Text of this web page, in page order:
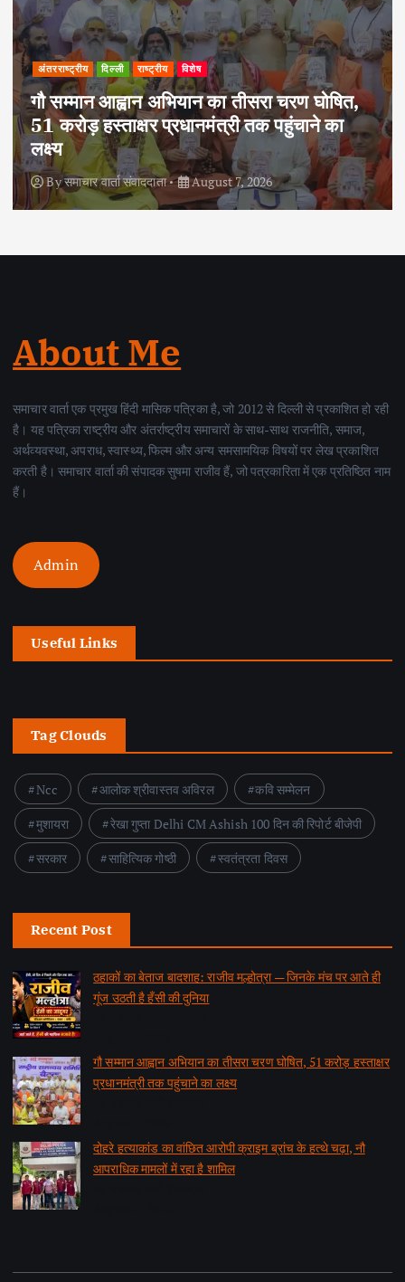
अपराध दिल्ली राष्ट्रीय
दोहरे हत्याकांड का वांछित आरोपी क्राइम ब्रांच के
हत्थे चढ़ा, नौ आपराधिक मामलों में रहा है शामिल
Byसमाचार वार्ता संवाददाता August 6, 2026
About Me
समाचार वार्ता एक प्रमुख हिंदी मासिक पत्रिका है, जो 2012 से दिल्ली से प्रकाशित हो रही
है। यह पत्रिका राष्ट्रीय और अंतर्राष्ट्रीय समाचारों के साथ-साथ राजनीति, समाज,
अर्थव्यवस्था, अपराध, स्वास्थ्य, फिल्म और अन्य समसामयिक विषयों पर लेख प्रकाशित
करती है। समाचार वार्ता की संपादक सुषमा राजीव हैं, जो पत्रकारिता में एक प्रतिष्ठित नाम
हैं।
Admin
Useful Links
Tag Clouds
Ncc आलोक श्रीवास्तव अविरल
कवि सम्मेलन
मुशायरा
रेखा गुप्ता Delhi CM Ashish 100 दिन की रिपोर्ट बीजेपी
सरकार
साहित्यिक गोष्ठी स्वतंत्रता दिवस
Recent Post
ठहाकों का बेताज बादशाह: राजीव मल्होत्रा — जिनके मंच पर आते ही
गूंज उठती है हँसी की दुनिया
गौ सम्मान आह्वान अभियान का तीसरा चरण घोषित, 51 करोड़ हस्ताक्षर
प्रधानमंत्री तक पहुंचाने का लक्ष्य
दोहरे हत्याकांड का वांछित आरोपी क्राइम ब्रांच के हत्थे चढ़ा, नौ
आपराधिक मामलों में रहा है शामिल